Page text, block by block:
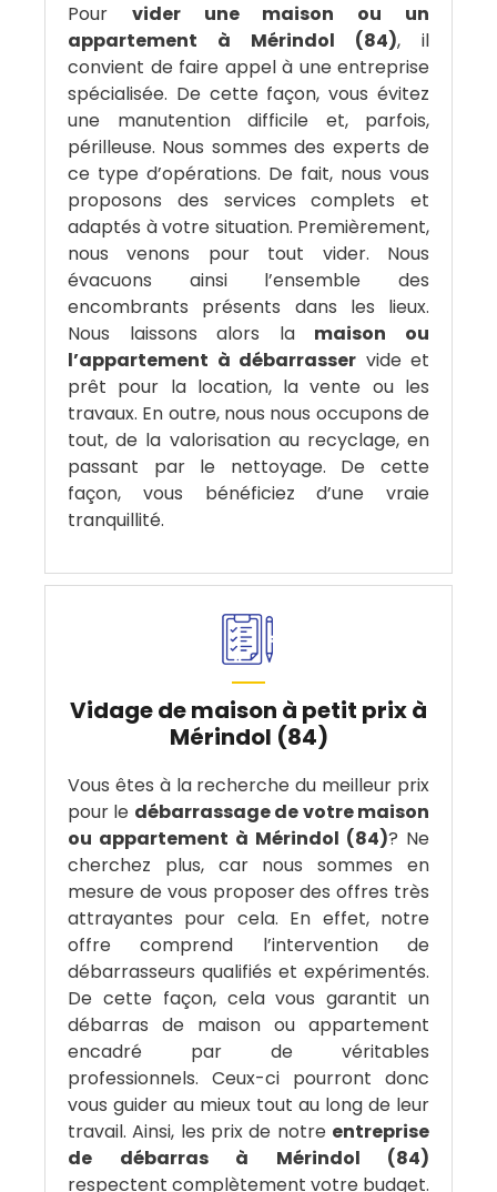
Pour vider une maison ou un
appartement à Mérindol (84), il
convient de faire appel à une entreprise
spécialisée. De cette façon, vous évitez
une manutention difficile et, parfois,
périlleuse. Nous sommes des experts de
ce type d’opérations. De fait, nous vous
proposons des services complets et
adaptés à votre situation. Premièrement,
nous venons pour tout vider. Nous
évacuons ainsi l’ensemble des
encombrants présents dans les lieux.
Nous laissons alors la maison ou
l’appartement à débarrasser vide et
prêt pour la location, la vente ou les
travaux. En outre, nous nous occupons de
tout, de la valorisation au recyclage, en
passant par le nettoyage. De cette
façon, vous bénéficiez d’une vraie
tranquillité.
Vidage de maison à petit prix à
Mérindol (84)
Vous êtes à la recherche du meilleur prix
pour le débarrassage de votre maison
ou appartement à Mérindol (84)? Ne
cherchez plus, car nous sommes en
mesure de vous proposer des offres très
attrayantes pour cela. En effet, notre
offre comprend l’intervention de
débarrasseurs qualifiés et expérimentés.
De cette façon, cela vous garantit un
débarras de maison ou appartement
encadré par de véritables
professionnels. Ceux-ci pourront donc
vous guider au mieux tout au long de leur
travail. Ainsi, les prix de notre entreprise
de débarras à Mérindol (84)
respectent complètement votre budget.